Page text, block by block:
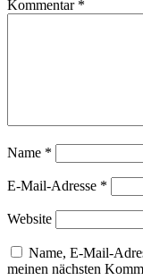
Kommentar *
Name *
E-Mail-Adresse *
Website
Name, E-Mail-
meinen nächsten